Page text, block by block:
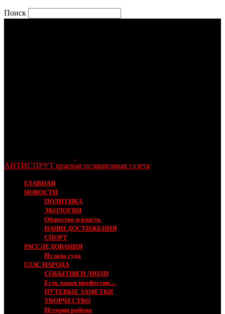
Поиск
АНТИСПРУТ краевая независимая газета
ГЛАВНАЯ
НОВОСТИ
ПОЛИТИКА
ЭКОЛОГИЯ
Общество и власть
НАШИ ДОСТИЖЕНИЯ
СПОРТ
РАССЛЕДОВАНИЯ
Из зала суда
ГЛАС НАРОДА
СОБЫТИЯ И ЛЮДИ
Есть такая профессия…
ПУТЕВЫЕ ЗАМЕТКИ
ТВОРЧЕСТВО
История района